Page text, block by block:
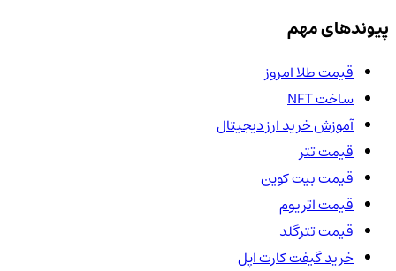
پیوندهای مهم
قیمت طلا امروز
ساخت NFT
آموزش خرید ارز دیجیتال
قیمت تتر
قیمت بیت کوین
قیمت اتریوم
قیمت تترگلد
خرید گیفت کارت اپل